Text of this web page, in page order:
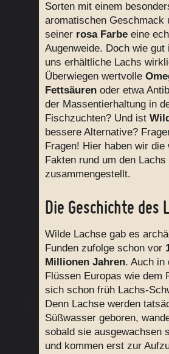
Sorten mit einem
aromatischen Geschmack
seiner rosa Farbe eine
Augenweide. Doch wie gut
uns erhältliche Lachs
Überwiegen wertvolle
Fettsäuren oder etwa
der Massentierhaltung in
Fischzuchten? Und ist
bessere Alternative?
Fragen! Hier haben wir
Fakten rund um den
zusammengestellt.
Die Geschichte des
Wilde Lachse gab es
Funden zufolge schon vor
Millionen Jahren. Auch in
Flüssen Europas wie dem
sich schon früh Lachs-
Denn Lachse werden
Süßwasser geboren,
sobald sie ausgewachsen
und kommen erst zur